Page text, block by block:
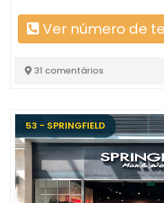
Ver número de
31 comentários
53 - SPRINGFIELD